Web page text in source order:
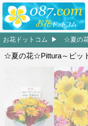
お花ドットコム ☆夏の
☆夏の花☆Pittura～ピッ